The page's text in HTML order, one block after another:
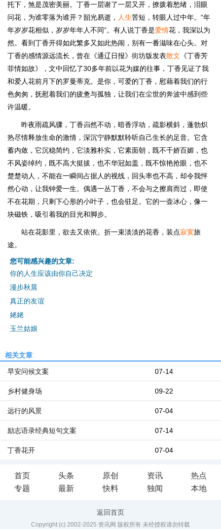
托下，煞是茂密美丽。丁香一层谢了一层又开，撩拨着愁绪，泪眼
问花，为谁零落为谁开？韶光易逝， 人生苦短，转眼人过中年。“年
年岁岁花相似，岁岁年年人不同”。有人说丁香是爱情花，我深以为
然。看到丁香开得如此繁多又如此热闹，别有一番滋味在心头。对
丁香的感情源远流长，曾在《通辽日报》街坊版发表散文 《丁香芳
菲情如故》，文中回忆了30多年前以花为媒的往事，丁香见证了我
和爱人花前月下的罗曼蒂克。是你，可爱的丁香，慰藉着我们的行
色匆匆，抚慰着我们的疲惫与孤独，让我们在尘世的奔波中感到些
许温暖。
昨夜雨疏风骤，丁香岿然不动，暗香浮动，疏影横斜，蓬勃炽
热尽情释放生命的激情，深沉宁静默默聆听自己生长的足音。它含
蓄内敛，它沉稳简约，它淡雅朴实，它素面朝，既不千娇百媚，也
不风姿绰约，既不高大挺拔，也不华冠如盖，既不惊艳抢眼，也不
楚楚动人，不能在一瞬间占据人的视线，回头率也不高，却令我怦
然心动，让我钟爱一生。偶遇一丛丁香，不会与之擦肩而过，即使
不在花期，只剩下心形的小叶子，也会驻足。它的一壶冰心，像一
块磁铁，吸引着我的目光和脚步。
站在花影里，欲去又依依。折一束淡淡的花香，装点寂寞旅
途。
您可能感兴趣的文章:
你的人生应该由你自己决定
漫步秋晨
真正的友谊
姥姥
玉兰姑娘
相关文章
07-14
早安问候文案
09-22
乡村健身场
07-04
远行的风景
07-14
励志语录经典短句文案
07-04
丁香花开
首页 头条 原创 资讯
热点
专题
最新 快料 独闻 本地
返回首页
Copyright (c) 2002-2025 资讯网 版权所有 未经授权请勿转载